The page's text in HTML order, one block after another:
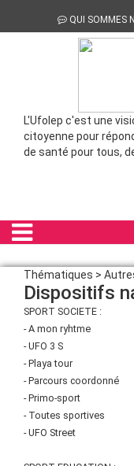
QUI SOMMES
L'Ufolep c'est une
citoyenne pour
de santé pour tous,
Thématiques >
Dispositifs
SPORT SOCIETE :
- A mon ryhtme
- UFO 3 S
- Playa tour
- Parcours coordonné
- Primo-sport
- Toutes sportives
- UFO Street